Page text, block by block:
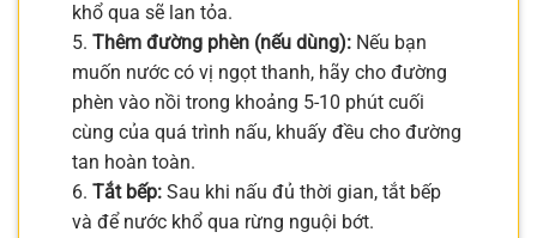
khổ qua sẽ lan tỏa.
5. Thêm đường phèn (nếu dùng): Nếu bạn
muốn nước có vị ngọt thanh, hãy cho đường
phèn vào nồi trong khoảng 5-10 phút cuối
cùng của quá trình nấu, khuấy đều cho đường
tan hoàn toàn.
6. Tắt bếp: Sau khi nấu đủ thời gian, tắt bếp
và để nước khổ qua rừng nguội bớt.